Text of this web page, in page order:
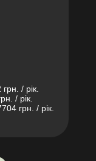
/ рік.
/ рік.
грн. / рік.